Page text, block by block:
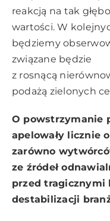
reakcją na tak
wartości. W
będziemy
związane będzie
z rosnącą
podażą zielonych
O powstrzymanie
apelowały licznie
zarówno
ze źródeł
przed tragicznymi
destabilizacji